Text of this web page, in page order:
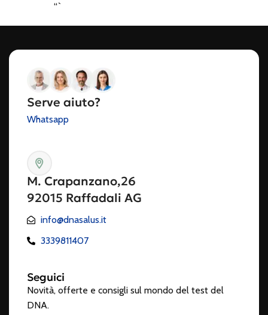
“`
Serve aiuto?
Whatsapp
M. Crapanzano,26
92015 Raffadali AG
info@dnasalus.it
3339811407
Seguici
Novità, offerte e consigli sul mondo del test del
DNA.